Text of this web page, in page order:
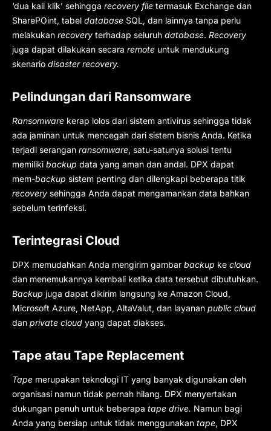
‘dua kali klik’ sehingga recovery file termasuk Exchange dan
SharePOint, tabel database SQL, dan lainnya tanpa perlu
melakukan recovery terhadap seluruh database. Recovery
juga dapat dilakukan secara remote untuk mendukung
skenario disaster recovery.
Pelindungan dari Ransomware
Ransomware kerap lolos dari sistem antivirus sehingga tidak
ada jaminan untuk mencegah dari sistem bisnis Anda. Ketika
terjadi serangan ransomware, satu-satunya solusi tentu
memiliki backup data yang aman dan andal. DPX dapat
mem-backup sistem penting dan dilengkapi beberapa titik
recovery sehingga Anda dapat mengamankan data bahkan
sebelum terinfeksi.
Terintegrasi Cloud
DPX memudahkan Anda mengirim gambar backup ke cloud
dan menemukannya kembali ketika data tersebut dibutuhkan.
Backup juga dapat dikirim langsung ke Amazon Cloud,
Microsoft Azure, NetApp, AltaValut, dan layanan public cloud
dan private cloud yang dapat diakses.
Tape atau Tape Replacement
Tape merupakan teknologi IT yang banyak digunakan oleh
organisasi namun tidak pernah hilang. DPX menyertakan
dukungan penuh untuk beberapa tape drive. Namun bagi
Anda yang bersiap untuk tidak menggunakan tape, DPX